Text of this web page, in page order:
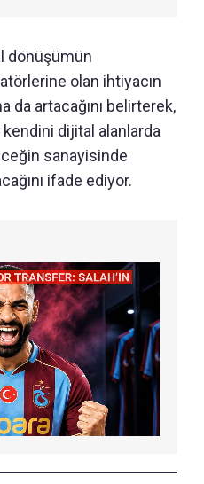
dönüşümün
olan ihtiyacın
da artacağını belirterek,
dijital alanlarda
sanayisinde
ifade ediyor.